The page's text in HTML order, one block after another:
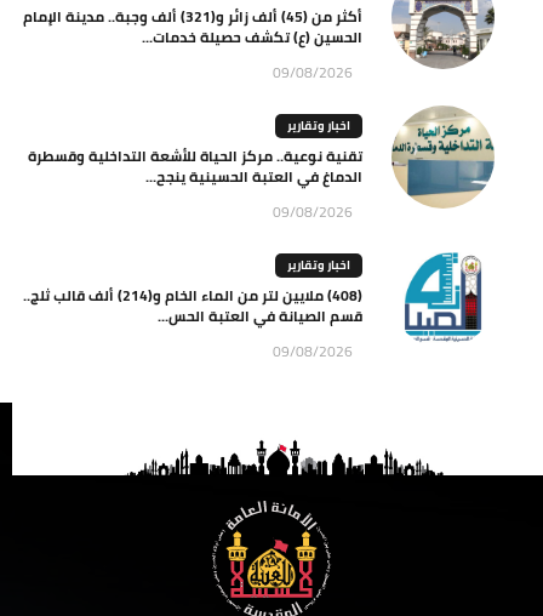
أكثر من (45) ألف زائر و(321) ألف وجبة.. مدينة الإمام
الحسين (ع) تكشف حصيلة خدمات...
09/08/2026
اخبار وتقارير
تقنية نوعية.. مركز الحياة للأشعة التداخلية وقسطرة
الدماغ في العتبة الحسينية ينجح...
09/08/2026
اخبار وتقارير
(408) ملايين لتر من الماء الخام و(214) ألف قالب ثلج..
قسم الصيانة في العتبة الحس...
09/08/2026